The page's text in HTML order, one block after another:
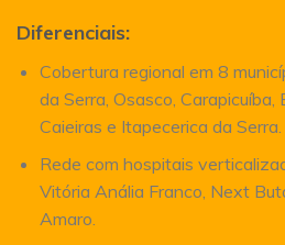
Diferenciais:
Cobertura regional em 8
da Serra, Osasco, Carapicuíba,
Caieiras e Itapecerica da Serra.
Rede com hospitais
Vitória Anália Franco, Next
Amaro.